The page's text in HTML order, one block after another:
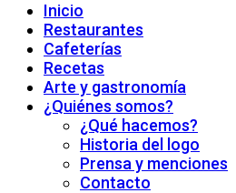
Inicio
Restaurantes
Cafeterías
Recetas
Arte y gastronomía
¿Quiénes somos?
¿Qué hacemos?
Historia del logo
Prensa y menciones
Contacto